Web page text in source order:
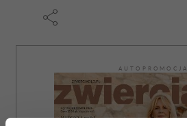
AUTOPROMOCJA